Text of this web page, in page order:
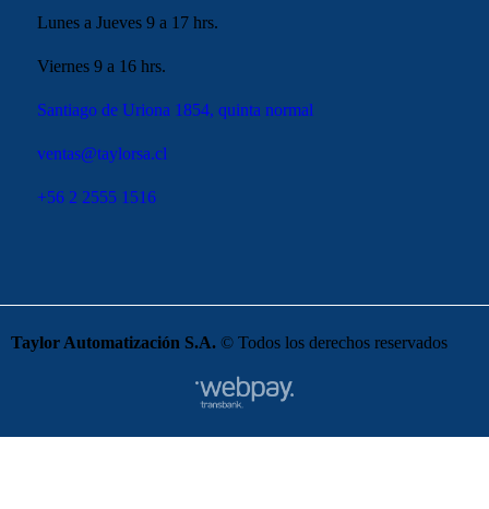
Lunes a Jueves 9 a 17 hrs.
Viernes 9 a 16 hrs.
Santiago de Uriona 1854, quinta normal
ventas@taylorsa.cl
+56 2 2555 1516
Taylor Automatización S.A. © Todos los derechos reservados